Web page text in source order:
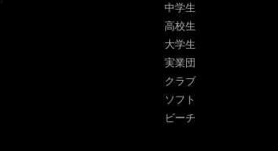
中学生
高校生
大学生
実業団
クラブ
ソフト
ビーチ